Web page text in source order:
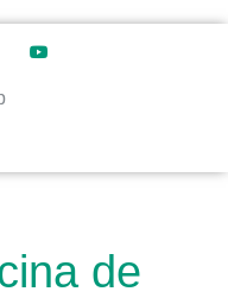
de